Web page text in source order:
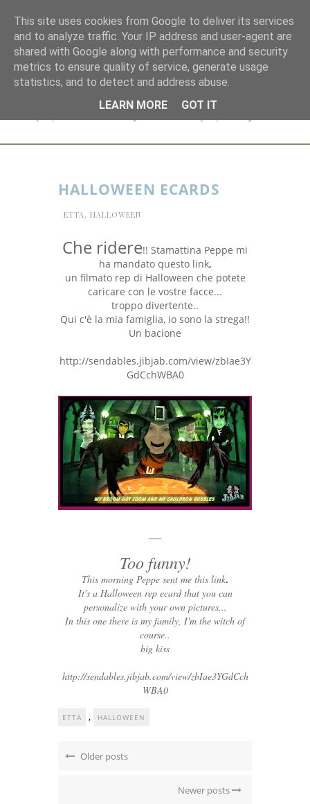
HALLOWEEN ECARDS
ETTA, HALLOWEEN
Che ridere!! Stamattina Peppe mi
ha mandato questo link,
un filmato rep di Halloween che potete
caricare con le vostre facce...
troppo divertente..
Qui c'è la mia famiglia, io sono la strega!!
Un bacione
http://sendables.jibjab.com/view/zbIae3Y
GdCchWBA0
Too funny!
This morning Peppe sent me this link.
It's a Halloween rep ecard that you can
personalize with your own pictures...
In this one there is my family, I'm the witch of
course..
big kiss
http://sendables.jibjab.com/view/zbIae3YGdCch
WBA0
ETTA , HALLOWEEN
Older posts
Newer posts
This site uses cookies from Google to deliver its services
and to analyze traffic. Your IP address and user-agent are
shared with Google along with performance and security
metrics to ensure quality of service, generate usage
statistics, and to detect and address abuse.
LEARN MORE
GOT IT